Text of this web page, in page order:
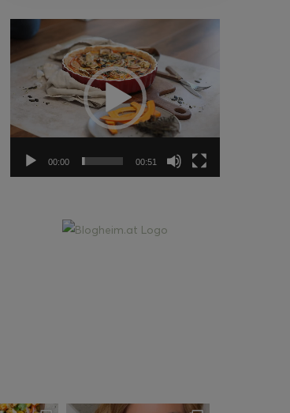
Video-
Player
00:00 00:51